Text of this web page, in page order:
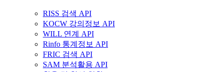
RISS 검색 API
KOCW 강의정보 API
WILL 연계 API
Rinfo 통계정보 API
FRIC 검색 API
SAM 분석활용 API